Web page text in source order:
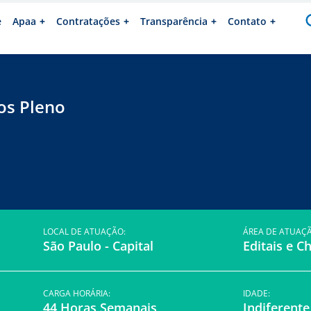
Apaa Contratações Transparência Contato
Pleno
LOCAL DE ATUAÇÃO:
São Paulo - Capital
ÁREA DE
Editais e
CARGA HORÁRIA:
44 Horas Semanais
IDADE:
Indiferente